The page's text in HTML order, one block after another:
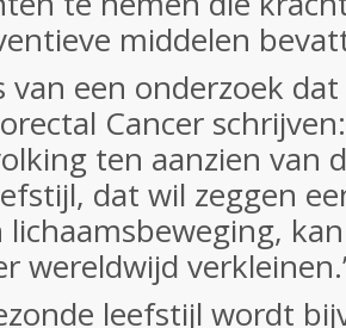
middelen
van een onderzoek
Cancer
ten aanzien van
dat wil zeggen
lichaamsbeweging,
wereldwijd
leefstijl wordt